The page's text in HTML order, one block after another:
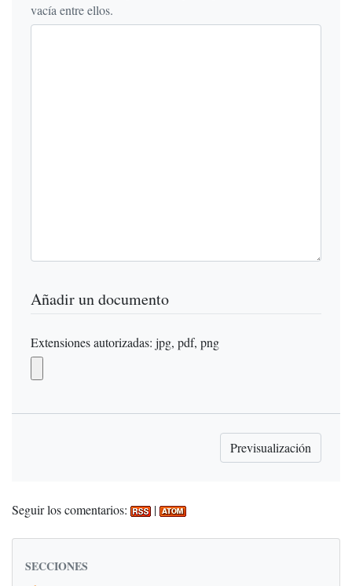
vacía entre ellos.
Añadir un documento
Extensiones autorizadas: jpg, pdf, png
Seguir los comentarios: |
SECCIONES